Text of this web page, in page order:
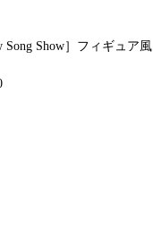
Song Show］フィギュア風